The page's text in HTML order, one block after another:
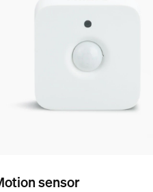
sensor